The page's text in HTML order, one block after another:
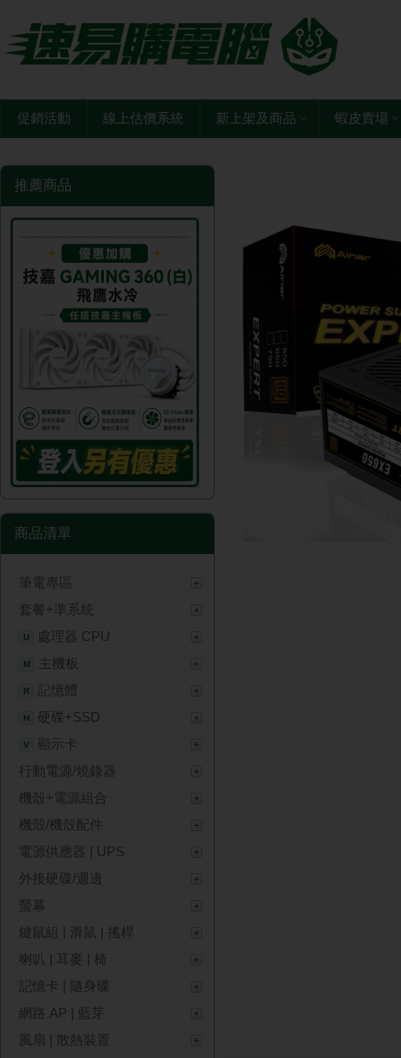
促銷活動 線上估價系統 新上架及商品 蝦皮賣場
推薦商品
商品清單
筆電專區
套餐+準系統
U 處理器 CPU
M 主機板
R 記憶體
H 硬碟+SSD
V
顯示卡
行動電源/燒錄器
機殼+電源組合
機殼/機殼配件
電源供應器 | UPS
外接硬碟/週邊
螢幕
鍵鼠組 | 滑鼠 | 搖桿
喇叭 | 耳麥 | 椅
記憶卡 | 隨身碟
網路 AP | 藍芽
風扇 | 散熱裝置